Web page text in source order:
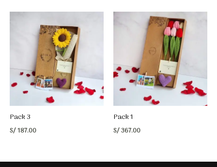
Pack 3
S/187.00
Pack 1
S/367.00